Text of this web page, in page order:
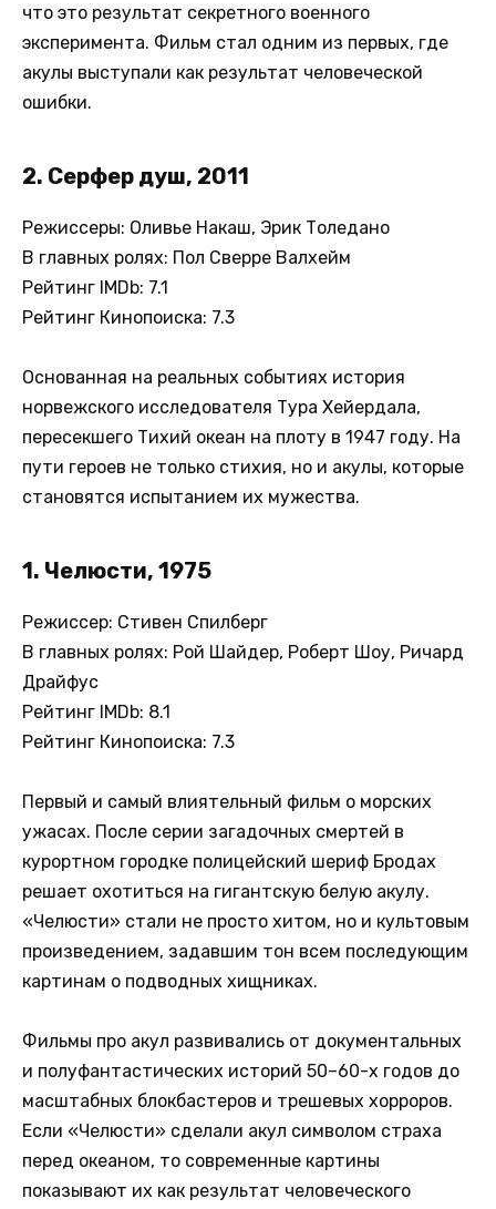
что это результат секретного военного
эксперимента. Фильм стал одним из первых, где
акулы выступали как результат человеческой
ошибки.
2. Серфер душ, 2011
Режиссеры: Оливье Накаш, Эрик Толедано
В главных ролях: Пол Сверре Валхейм
Рейтинг IMDb: 7.1
Рейтинг Кинопоиска: 7.3
Основанная на реальных событиях история
норвежского исследователя Тура Хейердала,
пересекшего Тихий океан на плоту в 1947 году. На
пути героев не только стихия, но и акулы, которые
становятся испытанием их мужества.
1. Челюсти, 1975
Режиссер: Стивен Спилберг
В главных ролях: Рой Шайдер, Роберт Шоу, Ричард
Драйфус
Рейтинг IMDb: 8.1
Рейтинг Кинопоиска: 7.3
Первый и самый влиятельный фильм о морских
ужасах. После серии загадочных смертей в
курортном городке полицейский шериф Бродах
решает охотиться на гигантскую белую акулу.
«Челюсти» стали не просто хитом, но и культовым
произведением, задавшим тон всем последующим
картинам о подводных хищниках.
Фильмы про акул развивались от документальных
и полуфантастических историй 50–60-х годов до
масштабных блокбастеров и трешевых хорроров.
Если «Челюсти» сделали акул символом страха
перед океаном, то современные картины
показывают их как результат человеческого